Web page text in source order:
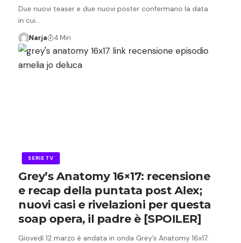
Due nuovi teaser e due nuovi poster confermano la data
in cui…
Narja 4 Min
SERIE TV
Grey’s Anatomy 16×17: recensione
e recap della puntata post Alex;
nuovi casi e rivelazioni per questa
soap opera, il padre è [SPOILER]
Giovedì 12 marzo è andata in onda Grey’s Anatomy 16x17.